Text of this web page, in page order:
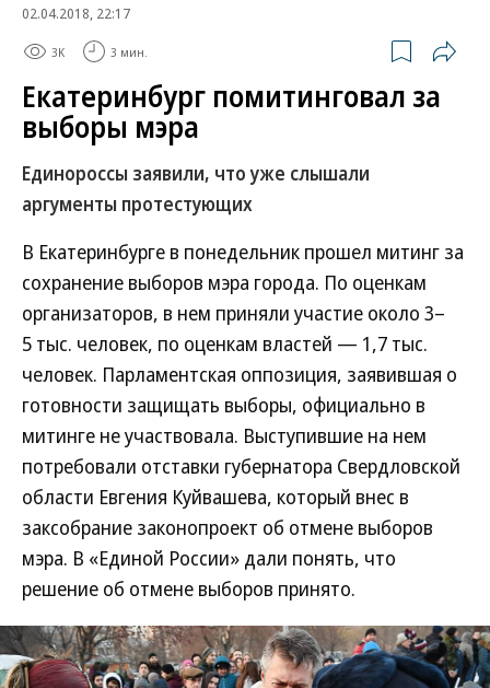
02.04.2018, 22:17
3K 3 мин.
Екатеринбург помитинговал за
выборы мэра
Единороссы заявили, что уже слышали
аргументы протестующих
В Екатеринбурге в понедельник прошел митинг за
сохранение выборов мэра города. По оценкам
организаторов, в нем приняли участие около 3–
5 тыс. человек, по оценкам властей — 1,7 тыс.
человек. Парламентская оппозиция, заявившая о
готовности защищать выборы, официально в
митинге не участвовала. Выступившие на нем
потребовали отставки губернатора Свердловской
области Евгения Куйвашева, который внес в
заксобрание законопроект об отмене выборов
мэра. В «Единой России» дали понять, что
решение об отмене выборов принято.